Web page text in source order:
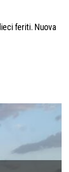
feriti. Nuova